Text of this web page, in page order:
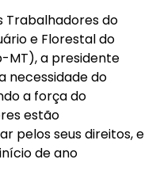
Trabalhadores do
e Florestal do
MT), a presidente
necessidade do
a força do
estão
pelos seus direitos, e
de ano